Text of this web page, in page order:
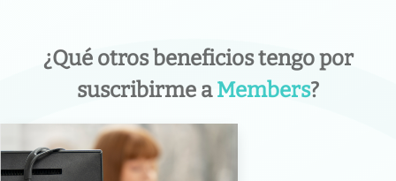
¿Qué otros beneficios tengo por
suscribirme aMembers?